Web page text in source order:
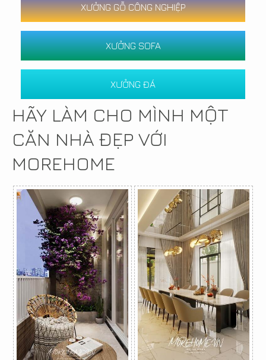
XƯỞNG GỖ CÔNG NGHIỆP
XƯỞNG SOFA
XƯỞNG ĐÁ
HÃY LÀM CHO MÌNH MỘT
CĂN NHÀ ĐẸP VỚI
MOREHOME